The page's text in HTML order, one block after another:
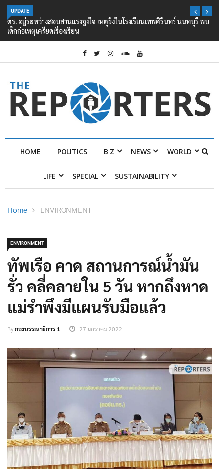
UPDATE
ตร. อยู่ระหว่างสอบสวนแรงจูงใจ เหตุยิงในโรงเรียนเทพศิรินทร์ นนทบุรี พบ
เด็กก่อเหตุเครียดเรื่องเรียน
HOME POLITICS BIZ NEWS WORLD
LIFE SPECIAL SUSTAINABILITY
Home ENVIRONMENT
ENVIRONMENT
ทัพเรือ คาด สถานการณ์น้ำมัน
รั่ว คลี่คลายใน 5 วัน หากถึงหาด
แม่รำพึงมีแผนรับมือแล้ว
Byกองบรรณาธิการ 1 27 มกราคม 2022